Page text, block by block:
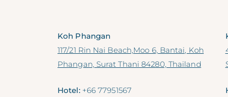
Koh Phangan
117/21 Rin Nai Beach,Moo 6, Bantai, Koh
Phangan, Surat Thani 84280, Thailand
Hotel: +66 77951567